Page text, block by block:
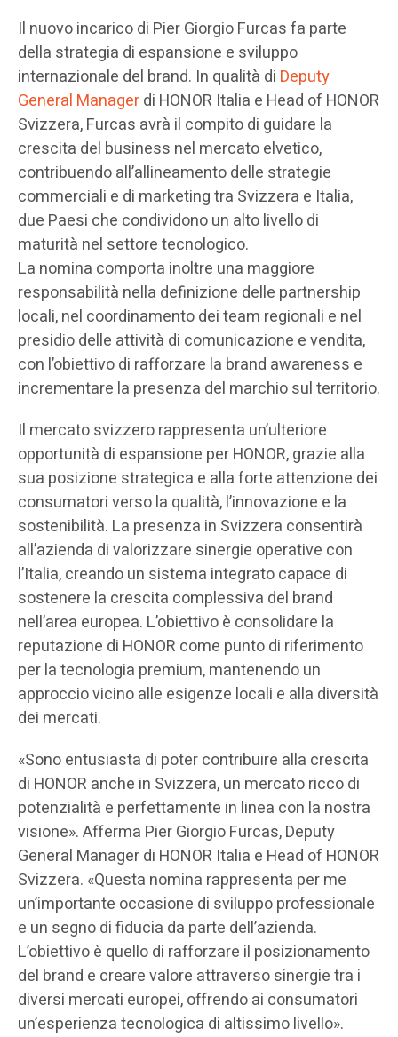
Il nuovo incarico di Pier Giorgio Furcas fa parte
della strategia di espansione e sviluppo
internazionale del brand. In qualità di Deputy
General Managerdi HONOR Italia e Head of HONOR
Svizzera, Furcas avrà il compito di guidare la
crescita del business nel mercato elvetico,
contribuendo all’allineamento delle strategie
commerciali e di marketing tra Svizzera e Italia,
due Paesi che condividono un alto livello di
maturità nel settore tecnologico.
La nomina comporta inoltre una maggiore
responsabilità nella definizione delle partnership
locali, nel coordinamento dei team regionali e nel
presidio delle attività di comunicazione e vendita,
con l’obiettivo di rafforzare la brand awareness e
incrementare la presenza del marchio sul territorio.
Il mercato svizzero rappresenta un’ulteriore
opportunità di espansione per HONOR, grazie alla
sua posizione strategica e alla forte attenzione dei
consumatori verso la qualità, l’innovazione e la
sostenibilità. La presenza in Svizzera consentirà
all’azienda di valorizzare sinergie operative con
l’Italia, creando un sistema integrato capace di
sostenere la crescita complessiva del brand
nell’area europea. L’obiettivo è consolidare la
reputazione di HONOR come punto di riferimento
per la tecnologia premium, mantenendo un
approccio vicino alle esigenze locali e alla diversità
dei mercati.
«Sono entusiasta di poter contribuire alla crescita
di HONOR anche in Svizzera, un mercato ricco di
potenzialità e perfettamente in linea con la nostra
visione». Afferma Pier Giorgio Furcas, Deputy
General Manager di HONOR Italia e Head of HONOR
Svizzera. «Questa nomina rappresenta per me
un’importante occasione di sviluppo professionale
e un segno di fiducia da parte dell’azienda.
L’obiettivo è quello di rafforzare il posizionamento
del brand e creare valore attraverso sinergie tra i
diversi mercati europei, offrendo ai consumatori
un’esperienza tecnologica di altissimo livello».